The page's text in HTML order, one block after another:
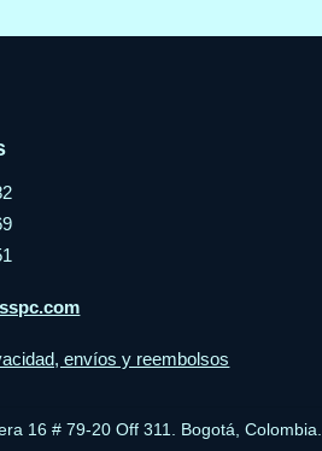
envíos y reembolsos
16 # 79-20 Off 311. Bogotá, Colombia.